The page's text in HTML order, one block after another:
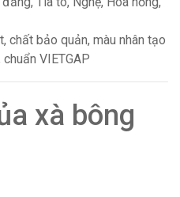
chất bảo quản, màu nhân tạo
VIETGAP
xà bông